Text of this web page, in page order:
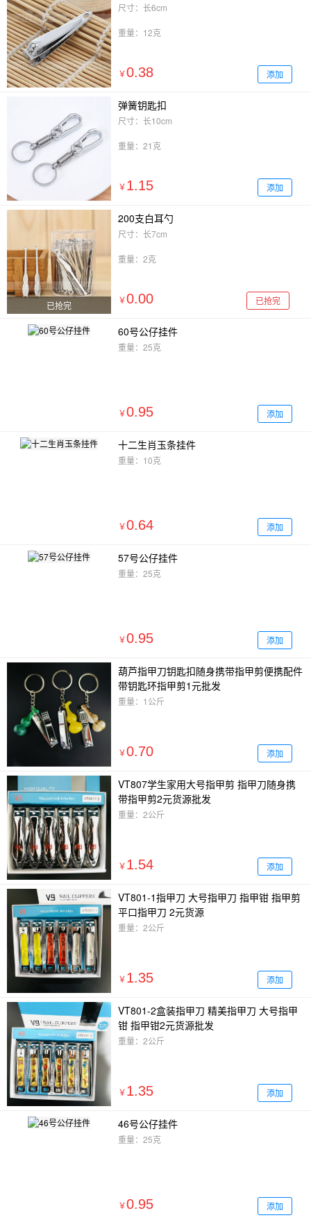
尺寸：长6cm
重量：12克
￥0.38 添加
弹簧钥匙扣
尺寸：长10cm
重量：21克
￥ 1.15 添加
已抢完
200支白耳勺
尺寸：长7cm
重量：2克
￥0.00 已抢完
60号公仔挂件
重量：25克
￥0.95 添加
十二生肖玉条挂件
重量：10克
￥0.64 添加
57号公仔挂件
重量：25克
￥0.95 添加
葫芦指甲刀钥匙扣随身携带指甲剪便携配件
带钥匙环指甲剪1元批发
重量：1公斤
￥0.70 添加
VT807学生家用大号指甲剪 指甲刀随身携
带指甲剪2元货源批发
重量：2公斤
￥ 1.54 添加
VT801-1指甲刀 大号指甲刀 指甲钳 指甲剪
平口指甲刀 2元货源
重量：2公斤
￥ 1.35 添加
VT801-2盒装指甲刀 精美指甲刀 大号指甲
钳 指甲钳2元货源批发
重量：2公斤
￥ 1.35 添加
46号公仔挂件
重量：25克
￥0.95 添加